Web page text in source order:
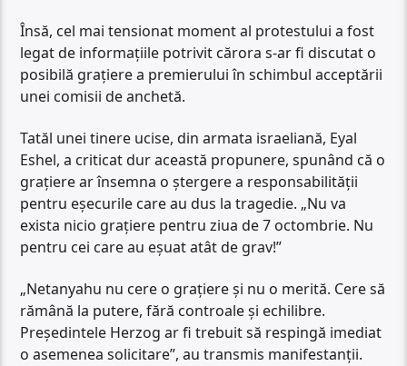
Însă, cel mai tensionat moment al protestului a fost
legat de informațiile potrivit cărora s-ar fi discutat o
posibilă grațiere a premierului în schimbul acceptării
unei comisii de anchetă.
Tatăl unei tinere ucise, din armata israeliană, Eyal
Eshel, a criticat dur această propunere, spunând că o
grațiere ar însemna o ștergere a responsabilității
pentru eșecurile care au dus la tragedie. „Nu va
exista nicio grațiere pentru ziua de 7 octombrie. Nu
pentru cei care au eșuat atât de grav!”
„Netanyahu nu cere o grațiere și nu o merită. Cere să
rămână la putere, fără controale și echilibre.
Președintele Herzog ar fi trebuit să respingă imediat
o asemenea solicitare”, au transmis manifestanții.